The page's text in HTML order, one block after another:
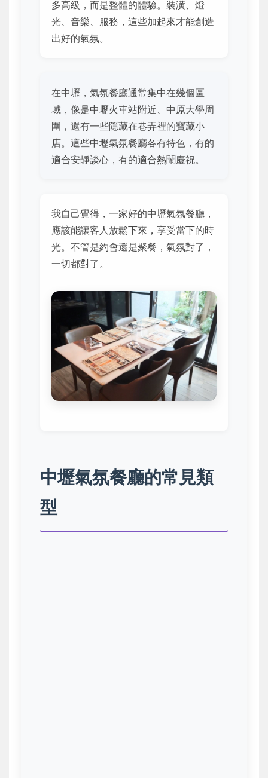
多高級，而是整體的體驗。裝潢、燈
光、音樂、服務，這些加起來才能創造
出好的氣氛。
在中壢，氣氛餐廳通常集中在幾個區
域，像是中壢火車站附近、中原大學周
圍，還有一些隱藏在巷弄裡的寶藏小
店。這些中壢氣氛餐廳各有特色，有的
適合安靜談心，有的適合熱鬧慶祝。
我自己覺得，一家好的中壢氣氛餐廳，
應該能讓客人放鬆下來，享受當下的時
光。不管是約會還是聚餐，氣氛對了，
一切都對了。
中壢氣氛餐廳的常見類
型